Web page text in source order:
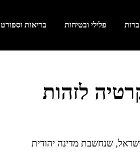
פלילי ובטיחות בריאות וספורט
לזהות
שנחשבת מדינה יהודית